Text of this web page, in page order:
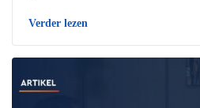
Verder lezen